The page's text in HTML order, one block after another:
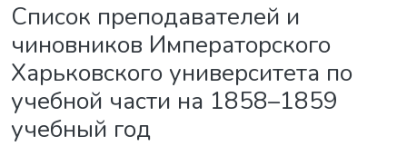
Список преподавателей и
чиновников Императорского
Харьковского университета по
учебной части на 1858–1859
учебный год